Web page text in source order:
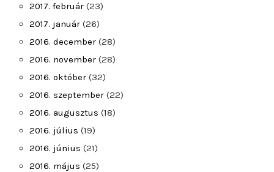
2017. február (23)
2017. január (26)
2016. december (28)
2016. november (28)
2016. október (32)
2016. szeptember (22)
2016. augusztus (18)
2016. július (19)
2016. június (21)
2016. május (25)